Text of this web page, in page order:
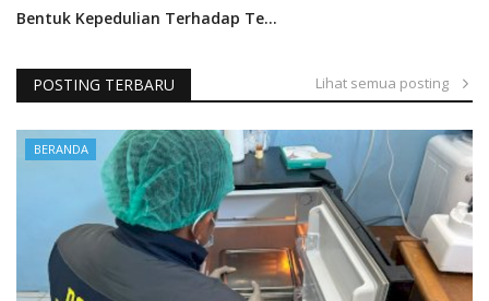
Sinergitas Bhabinkamtibmas dan Babinsa Sampaikan Imbauan.
Bentuk Kepedulian Ditengah Mewabahnya Pandemi Corona | Kapolres Manggarai Berikan Sembako Kepada Pengandara Ojek
Cegah Penyebaran Corona | Bhabinkamtibmas Desa Sambi BRIGPOL Stanislaus Tandi Semprot Disinfektan
Pemeliharaan Ranmor Dinas | Kapolres Manggarai Lakukan Mou dengan CV. Raama
Antisipasi Covid - 19, Bhabinkamtibmas Sambangi PT. Menara Indah
Putus Mata Rantai Covid - 19, AIPDA Ricardus A. Erong Lakukan Penyemprotan Disinfektan di 7 Desa
POSTING TERBARU Lihat semua posting
BERANDA